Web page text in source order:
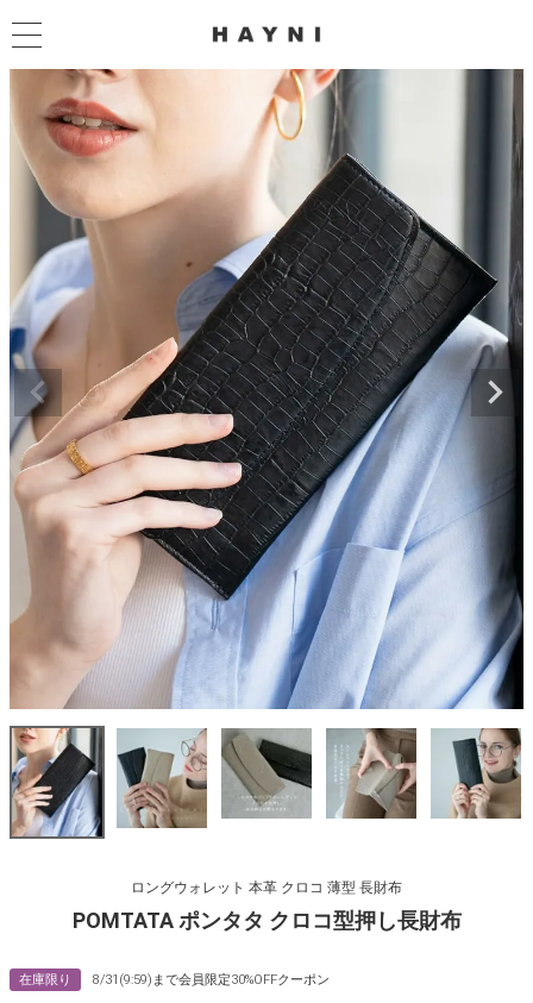
ロングウォレット 本革 クロコ 薄型 長財布
POMTATA ポンタタ クロコ型押し長財布
在庫限り 8/31(9:59)まで会員限定30%OFFクーポン